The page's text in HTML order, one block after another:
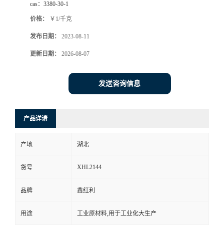
cas： 3380-30-1
价格： ￥1/千克
发布日期： 2023-08-11
更新日期： 2026-08-07
发送咨询信息
产品详请
产地 湖北
货号 XHL2144
品牌 鑫红利
用途 工业原材料,用于工业化大生产